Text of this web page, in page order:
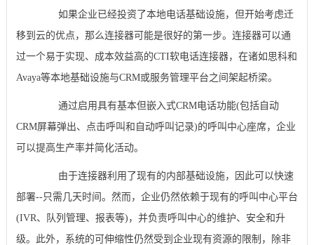
如果企业已经投资了本地电话基础设施，但开始考虑迁
移到云的优点，那么连接器可能是很好的第一步。连接器可以通
过一个易于实现、成本效益高的CTI软电话连接器，在诸如思科和
Avaya等本地基础设施与CRM或服务管理平台之间架起桥梁。
通过启用具有基本但嵌入式CRM电话功能(包括自动
CRM屏幕弹出、点击呼叫和自动呼叫记录)的呼叫中心座席，企业
可以提高生产率并简化活动。
由于连接器利用了现有的内部基础设施，因此可以快速
部署--只需几天时间。然而，企业仍然依赖于现有的呼叫中心平台
(IVR、队列管理、报表等)，并负责呼叫中心的维护、安全和升
级。此外，系统的可伸缩性仍然受到企业现有资源的限制，除非